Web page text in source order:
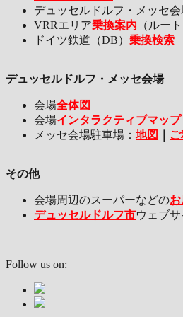
デュッセルドルフ・メッセ
VRRエリア乗換案内 （ルー
ドイツ鉄道（DB） 乗換検索
デュッセルドルフ・メッセ会場
会場全体図
会場インタラクティブマップ
メッセ会場駐車場： 地図
その他
会場周辺のスーパーなどの
デュッセルドルフ市ウェブサ
Follow us on: